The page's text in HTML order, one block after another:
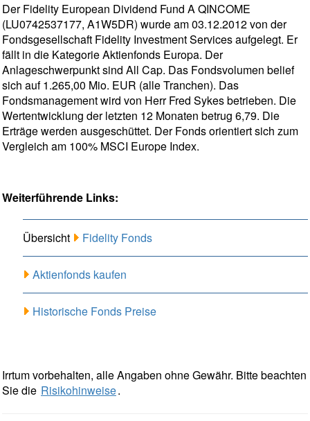
Der Fidelity European Dividend Fund A QINCOME
(LU0742537177, A1W5DR) wurde am 03.12.2012 von der
Fondsgesellschaft Fidelity Investment Services aufgelegt. Er
fällt in die Kategorie Aktienfonds Europa. Der
Anlageschwerpunkt sind All Cap. Das Fondsvolumen belief
sich auf 1.265,00 Mio. EUR (alle Tranchen). Das
Fondsmanagement wird von Herr Fred Sykes betrieben. Die
Wertentwicklung der letzten 12 Monaten betrug 6,79. Die
Erträge werden ausgeschüttet. Der Fonds orientiert sich zum
Vergleich am 100% MSCI Europe Index.
Weiterführende Links:
Übersicht Fidelity Fonds
Aktienfonds kaufen
Historische Fonds Preise
Irrtum vorbehalten, alle Angaben ohne Gewähr. Bitte beachten
Sie die Risikohinweise.